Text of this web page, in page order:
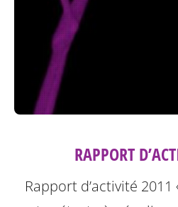
RAPPORT
Rapport d’activité 2011